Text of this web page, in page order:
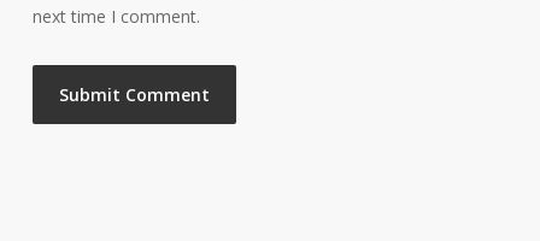
next time I comment.